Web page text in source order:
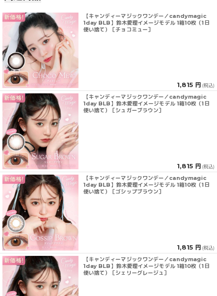
【キャンディーマジックワンデー／candymagic
1day BLB】鈴木愛理イメージモデル 1箱10枚（1日
使い捨て）［チョコミュー］
1,815 円 (税込)
【キャンディーマジックワンデー／candymagic
1day BLB】鈴木愛理イメージモデル 1箱10枚（1日
使い捨て）［シュガーブラウン］
1,815 円 (税込)
【キャンディーマジックワンデー／candymagic
1day BLB】鈴木愛理イメージモデル 1箱10枚（1日
使い捨て）［ゴシップブラウン］
1,815 円 (税込)
【キャンディーマジックワンデー／candymagic
1day BLB】鈴木愛理イメージモデル 1箱10枚（1日
使い捨て）［シェリーグレージュ］